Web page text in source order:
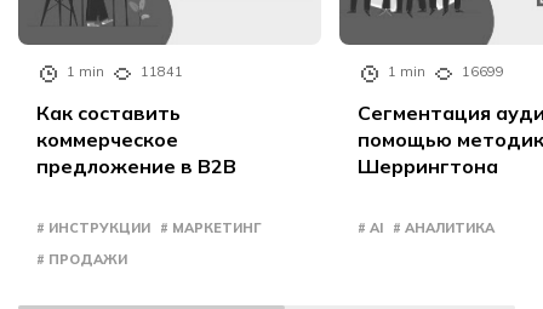
1 min 11841
Как составить
коммерческое
предложение в B2B
# ИНСТРУКЦИИ
# МАРКЕТИНГ
# ПРОДАЖИ
1 min 16699
Сегментация
помощью
Шеррингтона
# AI # АНАЛИТИКА